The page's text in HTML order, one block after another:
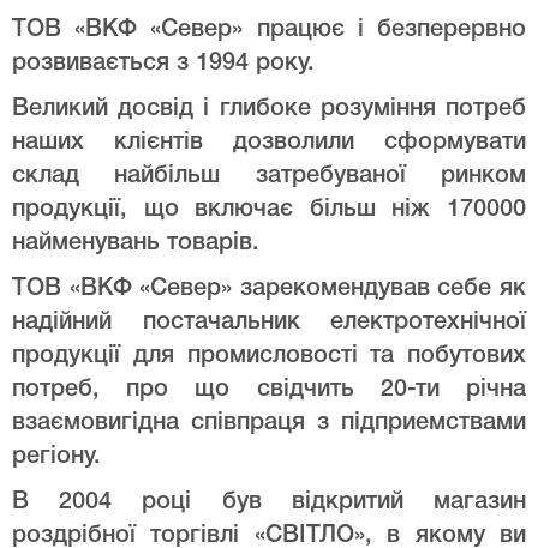
ТОВ «ВКФ «Север» працює і безперервно
розвивається з 1994 року.
Великий досвід і глибоке розуміння потреб
наших клієнтів дозволили сформувати
склад найбільш затребуваної ринком
продукції, що включає більш ніж 170000
найменувань товарів.
ТОВ «ВКФ «Север» зарекомендував себе як
надійний постачальник електротехнічної
продукції для промисловості та побутових
потреб, про що свідчить 20-ти річна
взаємовигідна співпраця з підприемствами
регіону.
В 2004 році був відкритий магазин
роздрібної торгівлі «СВІТЛО», в якому ви